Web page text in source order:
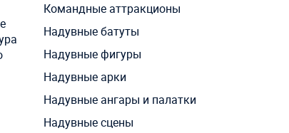
Командные аттракционы
Надувные батуты
Надувные фигуры
Надувные арки
Надувные ангары и палатки
Надувные сцены